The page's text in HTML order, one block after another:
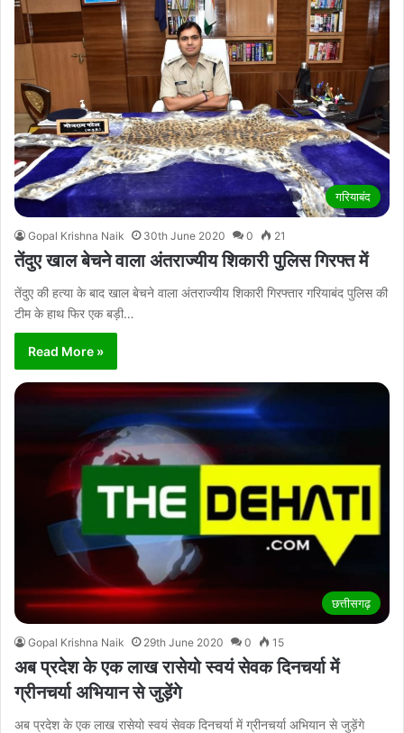
गरियाबंद
Gopal Krishna Naik 30th June 2020 0 21
तेंदुए खाल बेचने वाला अंतराज्यीय शिकारी पुलिस गिरफ्त में
तेंदुए की हत्या के बाद खाल बेचने वाला अंतराज्यीय शिकारी गिरफ्तार गरियाबंद पुलिस की
टीम के हाथ फिर एक बड़ी…
Read More »
छत्तीसगढ़
Gopal Krishna Naik 29th June 2020 0 15
अब प्रदेश के एक लाख रासेयो स्वयं सेवक दिनचर्या में
ग्रीनचर्या अभियान से जुड़ेंगे
अब प्रदेश के एक लाख रासेयो स्वयं सेवक दिनचर्या में ग्रीनचर्या अभियान से जुड़ेंगे